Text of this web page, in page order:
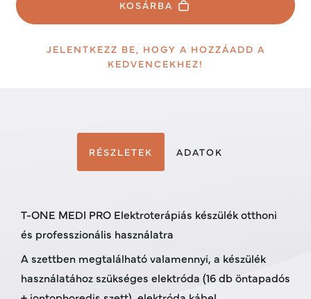
KOSÁRBA
JELENTKEZZ BE, HOGY A HOZZÁADD A
KEDVENCEKHEZ!
RÉSZLETEK ADATOK
T-ONE MEDI PRO Elektroterápiás készülék otthoni
és professzionális használatra
A szettben megtalálható valamennyi, a készülék
használatához szükséges elektróda (16 db öntapadós